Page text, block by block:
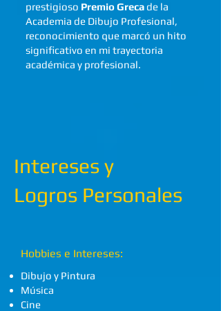
prestigioso Premio Grecade la
Academia de Dibujo Profesional,
reconocimiento que marcó un hito
significativo en mi trayectoria
académica y profesional.
Intereses y
Logros Personales
Hobbies e Intereses:
Dibujo y Pintura
Música
Cine